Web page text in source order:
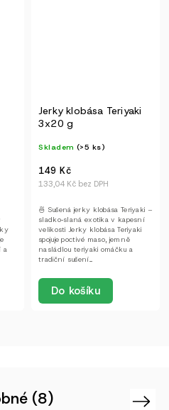
a
Jerky klobása Teriyaki
3x20 g
Skladem (>5 ks)
133,04 Kč bez DPH
149 Kč
Do košíku
🍜 Sušená jerky klobása Teriyaki –
sladko‑slaná exotika v kapesní
velikosti Jerky klobása Teriyaki
spojuje poctivé maso, jemně
nasládlou teriyaki omáčku a
tradiční sušení....
(8) Next